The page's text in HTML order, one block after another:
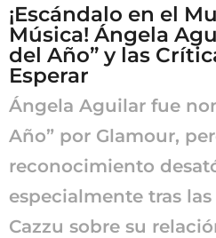
g
¡Escándalo en el
Música! Ángela
del Año” y las
Esperar
Ángela Aguilar fue
Año” por Glamour,
reconocimiento
especialmente tras
Cazzu sobre su